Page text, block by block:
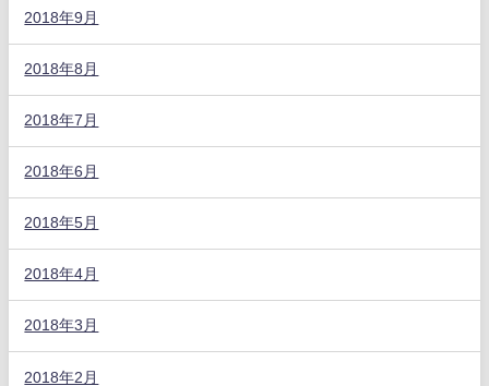
2018年9月
2018年8月
2018年7月
2018年6月
2018年5月
2018年4月
2018年3月
2018年2月